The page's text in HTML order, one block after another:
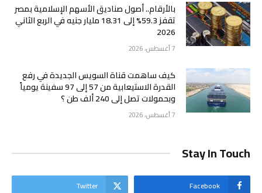
بالأرقام.. أصول صناديق الأسهم الإسلامية بمصر
تقفز 59.3% إلى 18.31 مليار جنيه في الربع الثاني
2026
7 أغسطس، 2026
كيف ساهمت قناة السويس الجديدة في رفع
القدرة الاستيعابية من 57 إلى 97 سفينة يومياً
وبحمولات تصل إلى 240 ألف طن ؟
7 أغسطس، 2026
Stay In Touch
Facebook
Twitter